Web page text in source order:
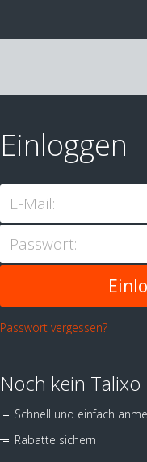
Einloggen
E-Mail:
Passwort:
Passwort vergessen?
Noch kein Talixo
Schnell und einfach
Rabatte sichern